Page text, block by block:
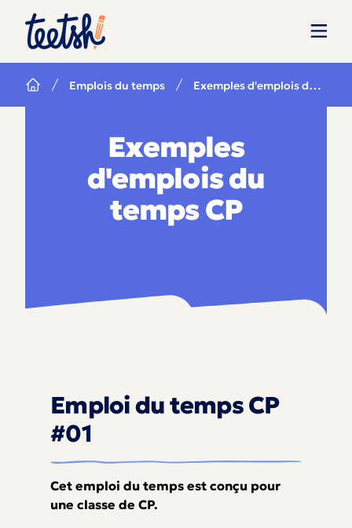
Emplois du temps Exemples d'emplois du temps CP
Exemples
d'emplois du
temps CP
Emploi du temps CP
#01
Cet emploi du temps est conçu pour
une classe de CP.